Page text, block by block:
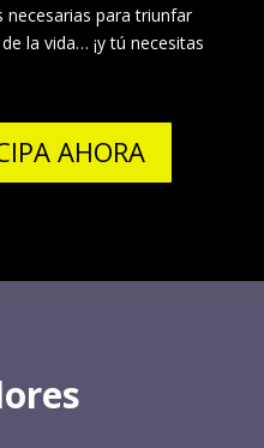
para triunfar
la vida… ¡y tú necesitas
AHORA